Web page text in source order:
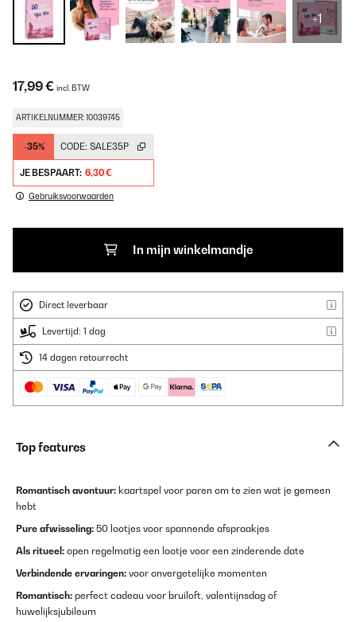
+1
17,99 € incl. BTW
ARTIKELNUMMER: 10039745
-35% CODE: SALE35P
JE BESPAART: 6,30 €
Gebruiksvoorwaarden
In mijn winkelmandje
Direct leverbaar
Levertijd: 1 dag
14 dagen retourrecht
Top features
Romantisch avontuur: kaartspel voor paren om te zien wat je gemeen
hebt
Pure afwisseling: 50 lootjes voor spannende afspraakjes
Als ritueel: open regelmatig een lootje voor een zinderende date
Verbindende ervaringen: voor onvergetelijke momenten
Romantisch: perfect cadeau voor bruiloft, valentijnsdag of
huwelijksjubileum